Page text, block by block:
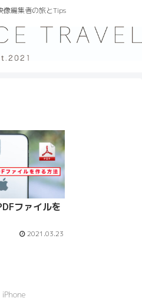
像編集者の旅とTips
ファイルを
2021.03.23
iPhone